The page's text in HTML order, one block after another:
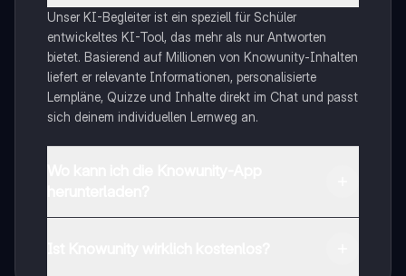
Unser KI-Begleiter ist ein speziell für Schüler
entwickeltes KI-Tool, das mehr als nur Antworten
bietet. Basierend auf Millionen von Knowunity-Inhalten
liefert er relevante Informationen, personalisierte
Lernpläne, Quizze und Inhalte direkt im Chat und passt
sich deinem individuellen Lernweg an.